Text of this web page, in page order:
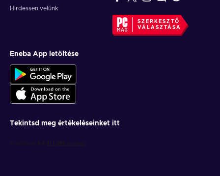
Hirdessen velünk
SZERKESZTŐ
VÁLASZTÁSA
Eneba App letöltése
Tekintsd meg értékeléseinket itt